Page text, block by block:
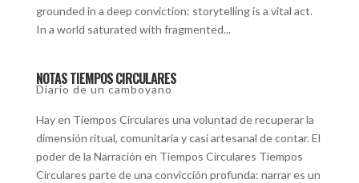
grounded in a deep conviction: storytelling is a vital act.
In a world saturated with fragmented...
NOTAS TIEMPOS CIRCULARES
Diario de un camboyano
Hay en Tiempos Circulares una voluntad de recuperar la
dimensión ritual, comunitaria y casi artesanal de contar. El
poder de la Narración en Tiempos Circulares Tiempos
Circulares parte de una convicción profunda: narrar es un